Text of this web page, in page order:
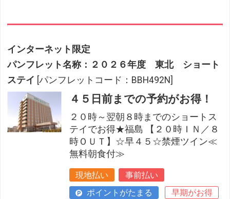
インターネット限定
パンフレット名称：２０２６年度 東北 ショート
ステイ [パンフレットコード：BBH492N]
４５日前までの予約がお得！
２０時～翌朝８時までのショートス
テイでお得★福島 【２０時ＩＮ／８
時ＯＵＴ】☆早４５☆禁煙ツイン≪
無料朝食付≫
現地払い
事前払い
ポイントがたまる
早期がお得